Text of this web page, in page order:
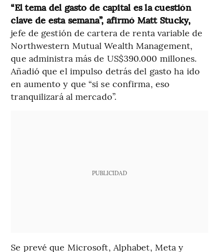
“El tema del gasto de capital es la cuestión
clave de esta semana”, afirmó Matt Stucky,
jefe de gestión de cartera de renta variable de
Northwestern Mutual Wealth Management,
que administra más de US$390.000 millones.
Añadió que el impulso detrás del gasto ha ido
en aumento y que “si se confirma, eso
tranquilizará al mercado”.
PUBLICIDAD
Se prevé que Microsoft, Alphabet, Meta y